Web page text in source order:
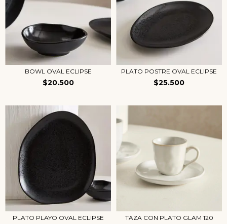
BOWL OVAL ECLIPSE
$20.500
PLATO POSTRE OVAL ECLIPSE
$25.500
PLATO PLAYO OVAL ECLIPSE TAZA CON PLATO GLAM 120